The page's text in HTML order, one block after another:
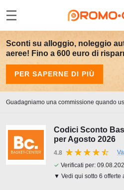
Sconti su alloggio, noleggio
aeree! Fino a 600 euro di
PER SAPERNE DI PIÙ
Guadagniamo una commissione quando
Codici Sconto
per Agosto 2026
4.8
✓ Verificati per:
▼ Vedi qui sotto 6 offerte